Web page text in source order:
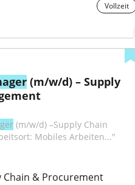
Vollzeit
(m/w/d) – Supply
(m/w/d) –Supply Chain
Mobiles Arbeiten..."
Chain & Procurement